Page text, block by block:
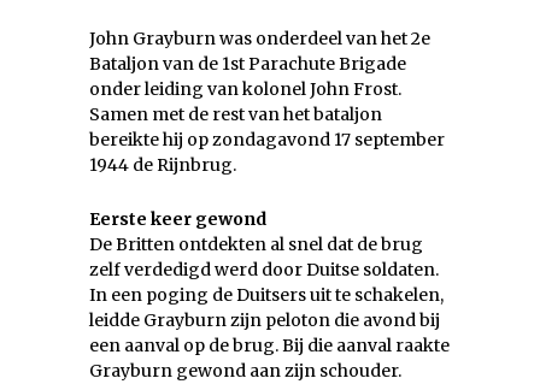
John Grayburn was onderdeel van het 2e
Bataljon van de 1st Parachute Brigade
onder leiding van kolonel John Frost.
Samen met de rest van het bataljon
bereikte hij op zondagavond 17 september
1944 de Rijnbrug.
Eerste keer gewond
De Britten ontdekten al snel dat de brug
zelf verdedigd werd door Duitse soldaten.
In een poging de Duitsers uit te schakelen,
leidde Grayburn zijn peloton die avond bij
een aanval op de brug. Bij die aanval raakte
Grayburn gewond aan zijn schouder.